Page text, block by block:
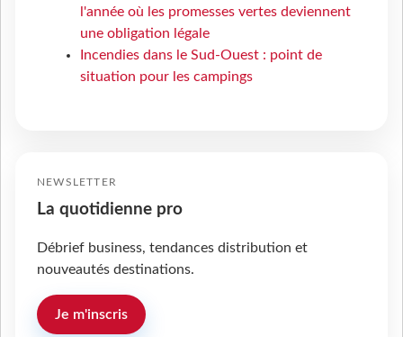
l'année où les promesses vertes deviennent
une obligation légale
Incendies dans le Sud-Ouest : point de
situation pour les campings
NEWSLETTER
La quotidienne pro
Débrief business, tendances distribution et
nouveautés destinations.
Je m'inscris